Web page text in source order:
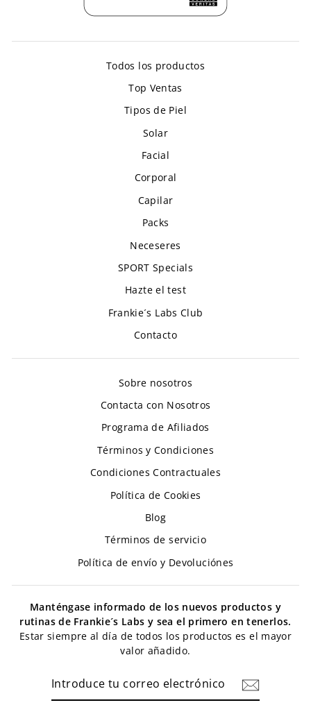
Todos los productos
Top Ventas
Tipos de Piel
Solar
Facial
Corporal
Capilar
Packs
Neceseres
SPORT Specials
Hazte el test
Frankie´s Labs Club
Contacto
Sobre nosotros
Contacta con Nosotros
Programa de Afiliados
Términos y Condiciones
Condiciones Contractuales
Política de Cookies
Blog
Términos de servicio
Política de envío y Devoluciónes
Manténgase informado de los nuevos productos y
rutinas de Frankie´s Labs y sea el primero en tenerlos.
Estar siempre al día de todos los productos es el mayor
valor añadido.
CORREO